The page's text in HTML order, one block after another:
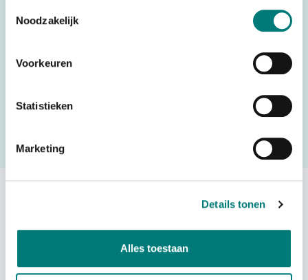
Noodzakelijk
Voorkeuren
Statistieken
Marketing
Details tonen
Alles toestaan
Would you like to request a quote for this product? Then fill
in the quote request form and we will contact you as soon